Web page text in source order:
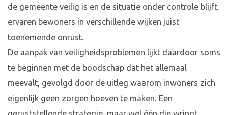
de gemeente veilig is en de situatie onder controle blijft,
ervaren bewoners in verschillende wijken juist
toenemende onrust.
De aanpak van veiligheidsproblemen lijkt daardoor soms
te beginnen met de boodschap dat het allemaal
meevalt, gevolgd door de uitleg waarom inwoners zich
eigenlijk geen zorgen hoeven te maken. Een